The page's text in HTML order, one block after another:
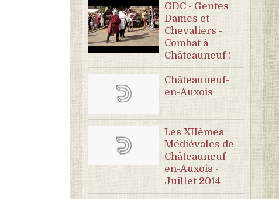
GDC - Gentes
Dames et
Chevaliers -
Combat à
Châteauneuf !
Châteauneuf-
en-Auxois
Les XIIèmes
Médiévales de
Châteauneuf-
en-Auxois -
Juillet 2014